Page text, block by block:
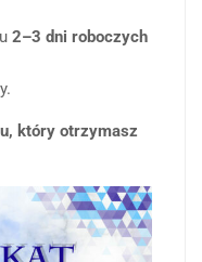
2–3 dni roboczych
który otrzymasz